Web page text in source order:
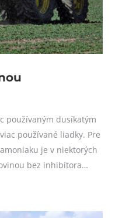
používaným dusíkatým
používané liadky. Pre
je v niektorých
bez inhibítora…